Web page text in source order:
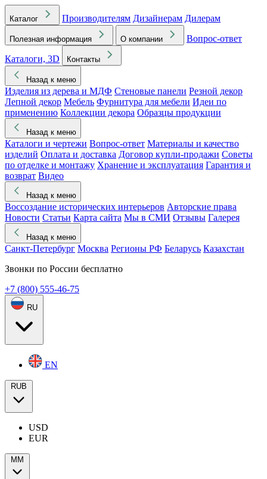
Каталог Производителям Дизайнерам Дилерам
Полезная информация О компании
Вопрос-ответ
Каталоги, 3D
Контакты
Назад к меню
Изделия из дерева и МДФ Стеновые панели Резной декор
Лепной декор Мебель Фурнитура для мебели Идеи по
применению Коллекции декора Образцы продукции
Назад к меню
Каталоги и чертежи Вопрос-ответ Материалы и качество
изделий Оплата и доставка Договор купли-продажи Советы
по отделке и монтажу Хранение и эксплуатация Гарантия и
возврат Видео
Назад к меню
Воссоздание исторических интерьеров Авторские права
Новости Статьи Карта сайта Мы в СМИ Отзывы Галерея
Назад к меню
Санкт-Петербург Москва Регионы РФ Беларусь Казахстан
Звонки по России бесплатно
+7 (800) 555-46-75
RU
EN
RUB
USD
EUR
ММ